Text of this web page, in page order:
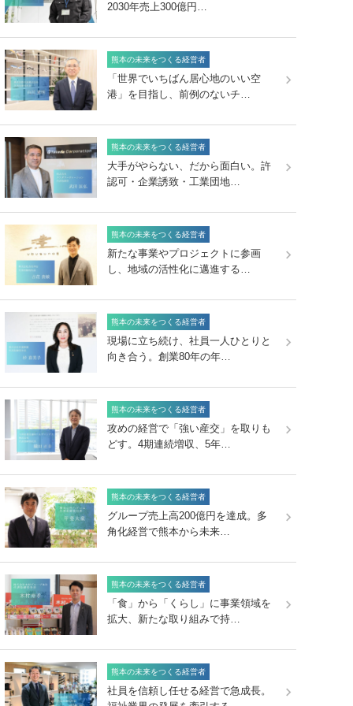
2030年売上300億円…
熊本の未来をつくる経営者
「世界でいちばん居心地のいい空
港」を目指し、前例のないチ…
熊本の未来をつくる経営者
大手がやらない、だから面白い。許
認可・企業誘致・工業団地…
熊本の未来をつくる経営者
新たな事業やプロジェクトに参画
し、地域の活性化に邁進する…
熊本の未来をつくる経営者
現場に立ち続け、社員一人ひとりと
向き合う。創業80年の年…
熊本の未来をつくる経営者
攻めの経営で「強い産交」を取りも
どす。4期連続増収、5年…
熊本の未来をつくる経営者
グループ売上高200億円を達成。多
角化経営で熊本から未来…
熊本の未来をつくる経営者
「食」から「くらし」に事業領域を
拡大、新たな取り組みで持…
熊本の未来をつくる経営者
社員を信頼し任せる経営で急成長。